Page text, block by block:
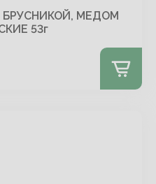
МЕДОМ
53г